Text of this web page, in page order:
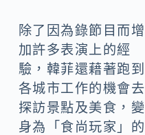
除了因為錄節目而增
加許多表演上的經
驗，韓菲還藉著跑到
各城市工作的機會去
探訪景點及美食，變
身為「食尚玩家」的